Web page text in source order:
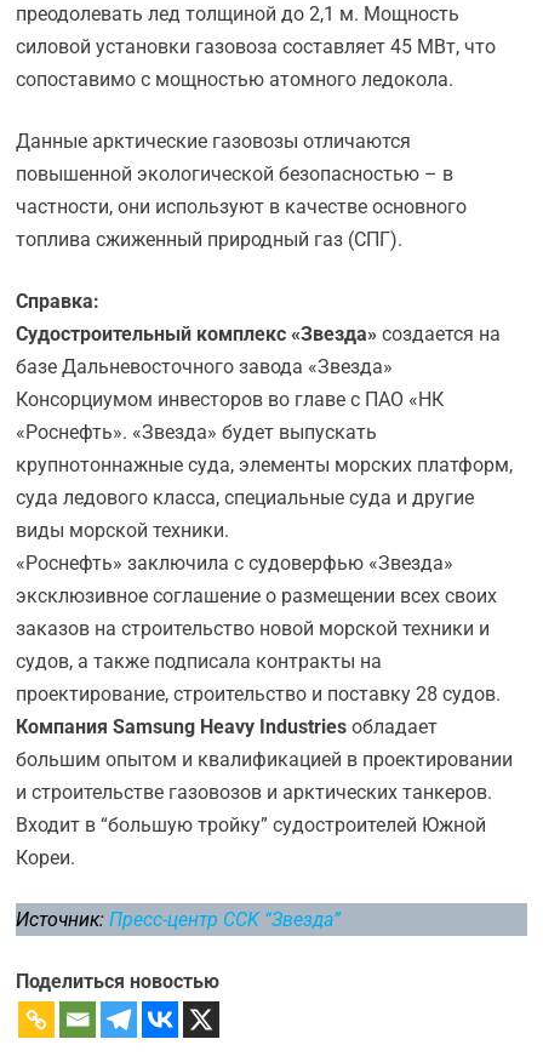
преодолевать лед толщиной до 2,1 м. Мощность
силовой установки газовоза составляет 45 МВт, что
сопоставимо с мощностью атомного ледокола.
Данные арктические газовозы отличаются
повышенной экологической безопасностью – в
частности, они используют в качестве основного
топлива сжиженный природный газ (СПГ).
Справка:
Судостроительный комплекс «Звезда» создается на
базе Дальневосточного завода «Звезда»
Консорциумом инвесторов во главе с ПАО «НК
«Роснефть». «Звезда» будет выпускать
крупнотоннажные суда, элементы морских платформ,
суда ледового класса, специальные суда и другие
виды морской техники.
«Роснефть» заключила с судоверфью «Звезда»
эксклюзивное соглашение о размещении всех своих
заказов на строительство новой морской техники и
судов, а также подписала контракты на
проектирование, строительство и поставку 28 судов.
Компания Samsung Heavy Industriesобладает
большим опытом и квалификацией в проектировании
и строительстве газовозов и арктических танкеров.
Входит в “большую тройку” судостроителей Южной
Кореи.
Источник:Пресс-центр CCK “Звезда”
Поделиться новостью